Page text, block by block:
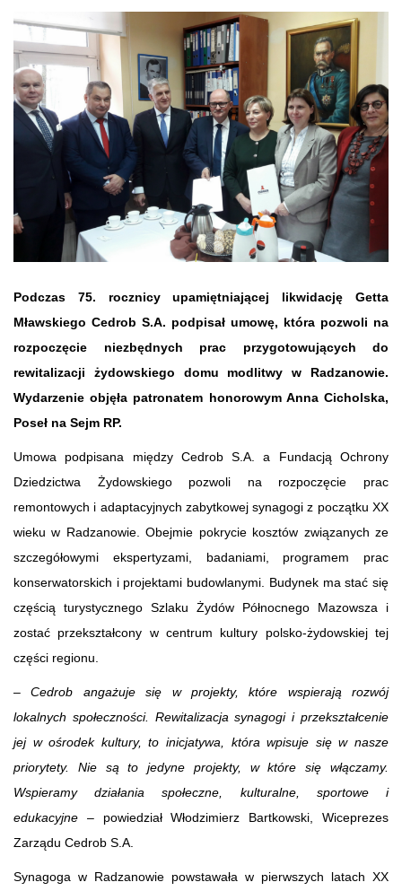
Podczas 75. rocznicy upamiętniającej likwidację Getta
Mławskiego Cedrob S.A. podpisał umowę, która pozwoli na
rozpoczęcie niezbędnych prac przygotowujących do
rewitalizacji żydowskiego domu modlitwy w Radzanowie.
Wydarzenie objęła patronatem honorowym Anna Cicholska,
Poseł na Sejm RP.
Umowa podpisana między Cedrob S.A. a Fundacją Ochrony
Dziedzictwa Żydowskiego pozwoli na rozpoczęcie prac
remontowych i adaptacyjnych zabytkowej synagogi z początku XX
wieku w Radzanowie. Obejmie pokrycie kosztów związanych ze
szczegółowymi ekspertyzami, badaniami, programem prac
konserwatorskich i projektami budowlanymi. Budynek ma stać się
częścią turystycznego Szlaku Żydów Północnego Mazowsza i
zostać przekształcony w centrum kultury polsko-żydowskiej tej
części regionu.
–Cedrob angażuje się w projekty, które wspierają rozwój
lokalnych społeczności. Rewitalizacja synagogi i przekształcenie
jej w ośrodek kultury, to inicjatywa, która wpisuje się w nasze
priorytety. Nie są to jedyne projekty, w które się włączamy.
Wspieramy działania społeczne, kulturalne, sportowe i
edukacyjne – powiedział Włodzimierz Bartkowski, Wiceprezes
Zarządu Cedrob S.A.
Synagoga w Radzanowie powstawała w pierwszych latach XX